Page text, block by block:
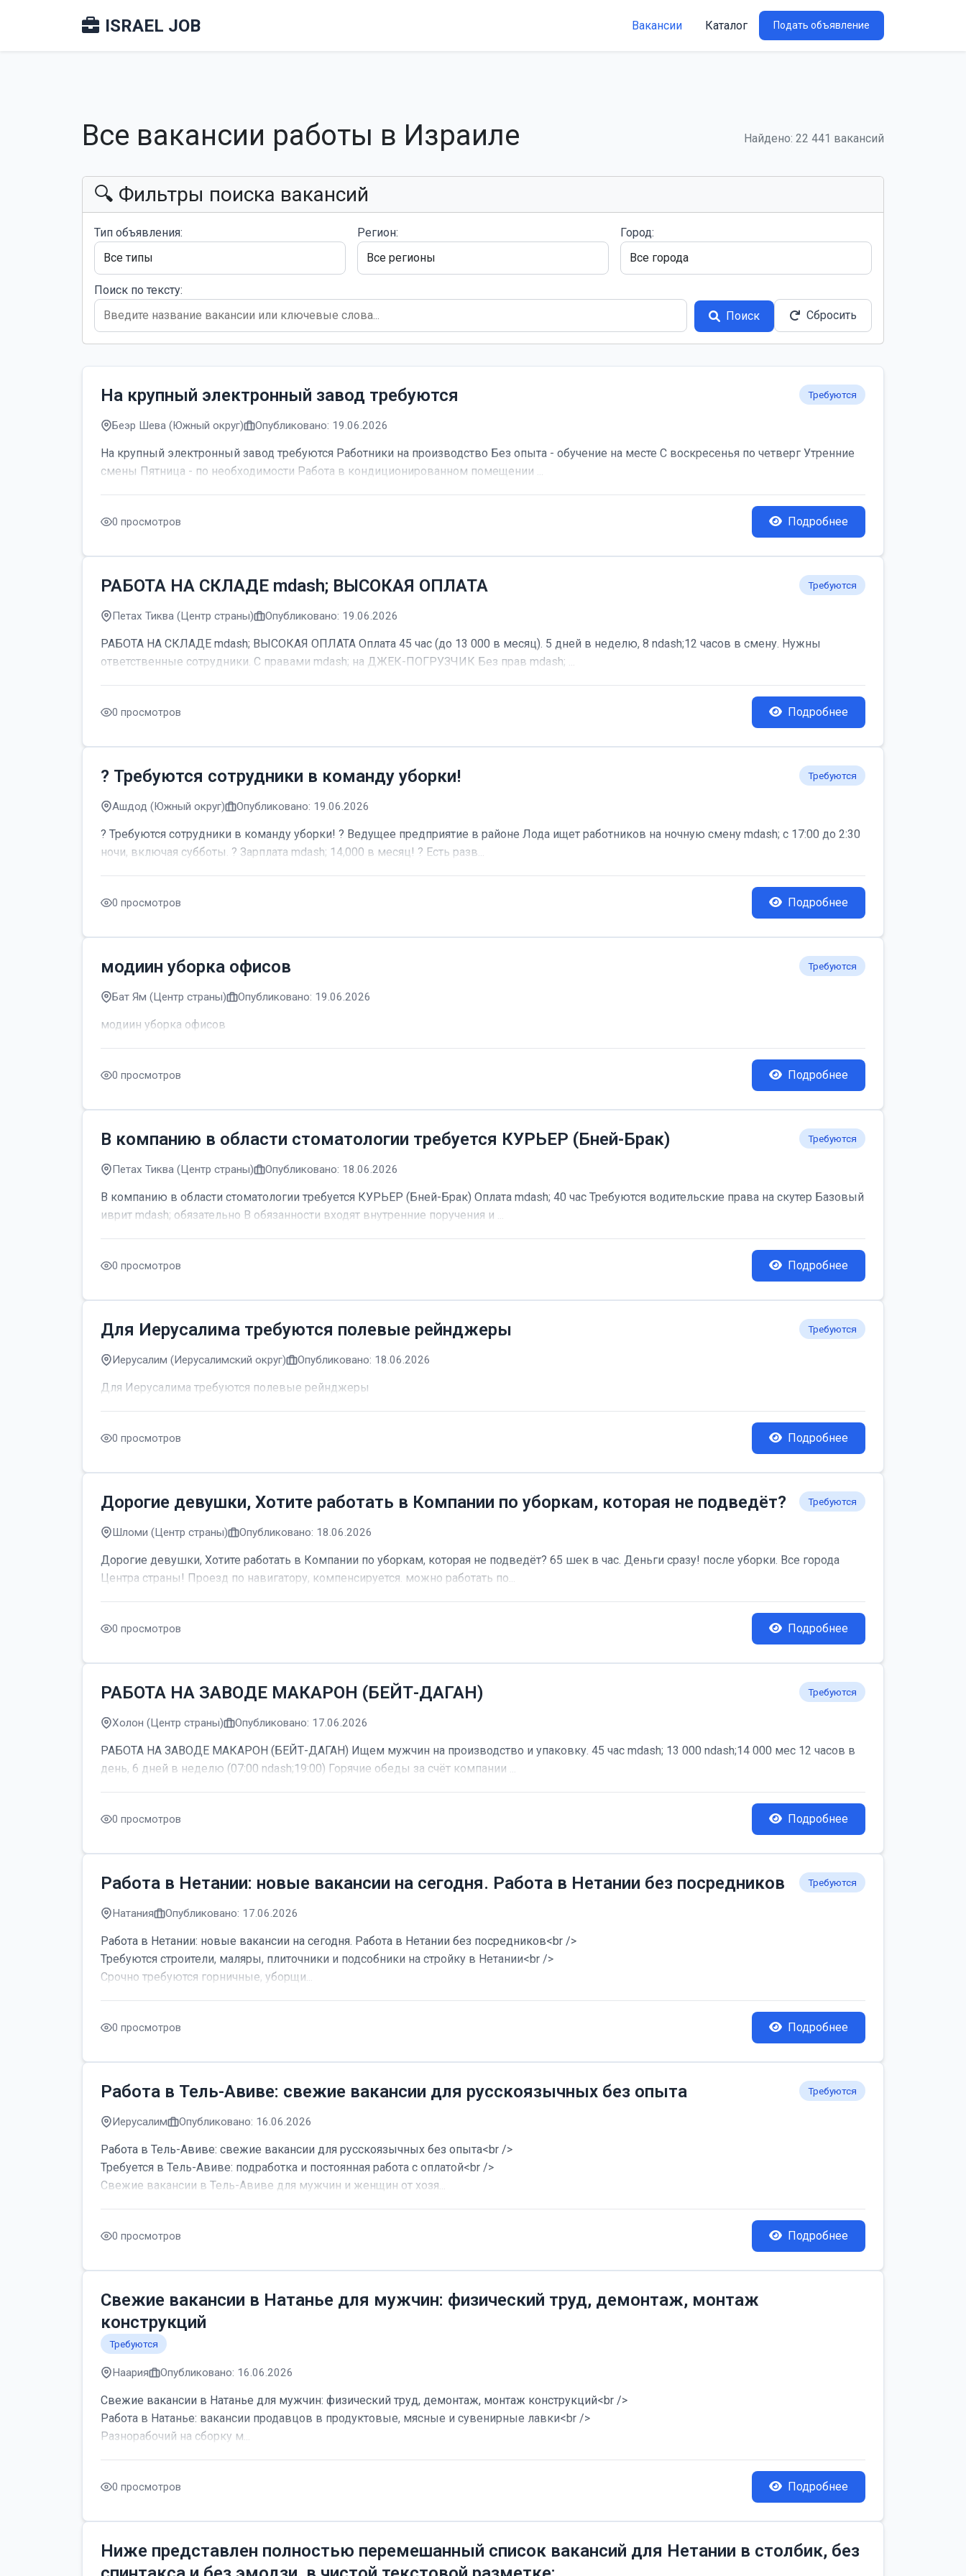
ISRAEL JOB Вакансии Каталог Подать объявление
Все вакансии работы в Израиле Найдено: 22 441 вакансий
🔍 Фильтры поиска вакансий
Тип объявления: Регион: Город:
Поиск по тексту:
Поиск
Сбросить
На крупный электронный завод требуются Требуются
Беэр Шева (Южный округ) Опубликовано: 19.06.2026
На крупный электронный завод требуются Работники на производство Без опыта - обучение на месте С воскресенья по четверг Утренние
смены Пятница - по необходимости Работа в кондиционированном помещении ...
0 просмотров Подробнее
РАБОТА НА СКЛАДЕ mdash; ВЫСОКАЯ ОПЛАТА Требуются
Петах Тиква (Центр страны) Опубликовано: 19.06.2026
РАБОТА НА СКЛАДЕ mdash; ВЫСОКАЯ ОПЛАТА Оплата 45 час (до 13 000 в месяц). 5 дней в неделю, 8 ndash;12 часов в смену. Нужны
ответственные сотрудники. С правами mdash; на ДЖЕК-ПОГРУЗЧИК Без прав mdash; ...
0 просмотров Подробнее
? Требуются сотрудники в команду уборки! Требуются
Ашдод (Южный округ) Опубликовано: 19.06.2026
? Требуются сотрудники в команду уборки! ? Ведущее предприятие в районе Лода ищет работников на ночную смену mdash; с 17:00 до 2:30
ночи, включая субботы. ? Зарплата mdash; 14,000 в месяц! ? Есть разв...
0 просмотров Подробнее
модиин уборка офисов Требуются
Бат Ям (Центр страны) Опубликовано: 19.06.2026
модиин уборка офисов
0 просмотров Подробнее
В компанию в области стоматологии требуется КУРЬЕР (Бней-Брак) Требуются
Петах Тиква (Центр страны) Опубликовано: 18.06.2026
В компанию в области стоматологии требуется КУРЬЕР (Бней-Брак) Оплата mdash; 40 час Требуются водительские права на скутер Базовый
иврит mdash; обязательно В обязанности входят внутренние поручения и ...
0 просмотров Подробнее
Для Иерусалима требуются полевые рейнджеры Требуются
Иерусалим (Иерусалимский округ) Опубликовано: 18.06.2026
Для Иерусалима требуются полевые рейнджеры
0 просмотров Подробнее
Дорогие девушки, Хотите работать в Компании по уборкам, которая не подведёт? Требуются
Шломи (Центр страны) Опубликовано: 18.06.2026
Дорогие девушки, Хотите работать в Компании по уборкам, которая не подведёт? 65 шек в час. Деньги сразу! после уборки. Все города
Центра страны! Проезд по навигатору, компенсируется. можно работать по...
0 просмотров Подробнее
РАБОТА НА ЗАВОДЕ МАКАРОН (БЕЙТ-ДАГАН) Требуются
Холон (Центр страны) Опубликовано: 17.06.2026
РАБОТА НА ЗАВОДЕ МАКАРОН (БЕЙТ-ДАГАН) Ищем мужчин на производство и упаковку. 45 час mdash; 13 000 ndash;14 000 мес 12 часов в
день, 6 дней в неделю (07:00 ndash;19:00) Горячие обеды за счёт компании ...
0 просмотров Подробнее
Работа в Нетании: новые вакансии на сегодня. Работа в Нетании без посредников Требуются
Натания Опубликовано: 17.06.2026
Работа в Нетании: новые вакансии на сегодня. Работа в Нетании без посредников<br />
Требуются строители, маляры, плиточники и подсобники на стройку в Нетании<br />
Срочно требуются горничные, уборщи...
0 просмотров Подробнее
Работа в Тель-Авиве: свежие вакансии для русскоязычных без опыта Требуются
Иерусалим Опубликовано: 16.06.2026
Работа в Тель-Авиве: свежие вакансии для русскоязычных без опыта<br />
Требуется в Тель-Авиве: подработка и постоянная работа с оплатой<br />
Свежие вакансии в Тель-Авиве для мужчин и женщин от хозя...
0 просмотров Подробнее
Свежие вакансии в Натанье для мужчин: физический труд, демонтаж, монтаж
конструкций
Требуются
Наария Опубликовано: 16.06.2026
Свежие вакансии в Натанье для мужчин: физический труд, демонтаж, монтаж конструкций<br />
Работа в Натанье: вакансии продавцов в продуктовые, мясные и сувенирные лавки<br />
Разнорабочий на сборку м...
0 просмотров Подробнее
Ниже представлен полностью перемешанный список вакансий для Нетании в столбик, без